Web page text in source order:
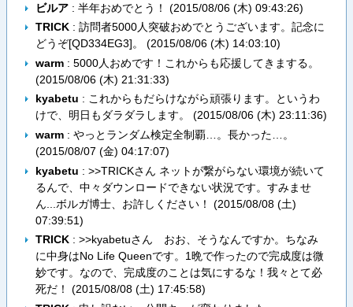
ビルア: 半年おめでとう！ (2015/08/06 (木) 09:43:26)
TRICK: 訪問者5000人突破おめでとうございます。記念に
どうぞ[QD334EG3]。 (2015/08/06 (木) 14:03:10)
warm: 5000人おめです！これからも応援してきまする。
(2015/08/06 (木) 21:31:33)
kyabetu : これからもだらけながら頑張ります。というわ
けで、明日もダラダラします。 (2015/08/06 (木) 23:11:36)
warm: やっとランダム検定全制覇…。長かった…。
(2015/08/07 (金) 04:17:07)
kyabetu : >>TRICKさん ネットが繋がらない環境が続いて
るんで、中々ダウンロードできない状況です。すみませ
ん...ボルガ博士、お許しください！ (2015/08/08 (土)
07:39:51)
TRICK: >>kyabetuさん おお、そうなんですか。ちなみ
に中身はNo Life Queenです。1晩で作ったので完成度は微
妙です。なので、完成度のことは気にするな！我々とて必
死だ！ (2015/08/08 (土) 17:45:58)